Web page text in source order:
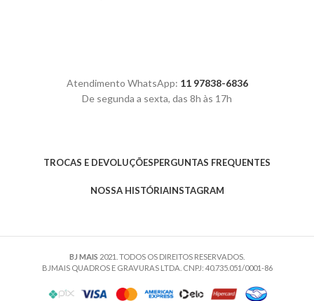
Atendimento WhatsApp: 11 97838-6836
De segunda a sexta, das 8h às 17h
TROCAS E DEVOLUÇÕESPERGUNTAS FREQUENTES
NOSSA HISTÓRIAINSTAGRAM
BJ MAIS 2021. TODOS OS DIREITOS RESERVADOS.
BJMAIS QUADROS E GRAVURAS LTDA. CNPJ: 40.735.051/0001-86